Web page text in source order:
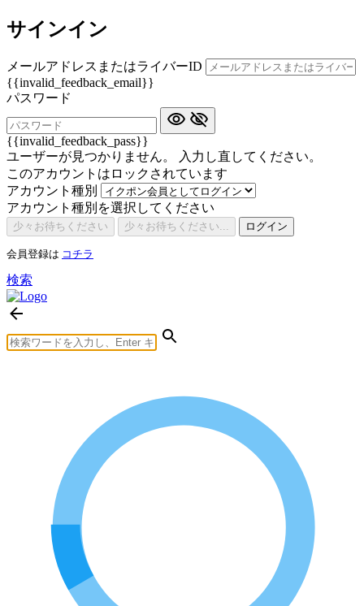
サインイン
メールアドレスまたはライバーID
{{invalid_feedback_email}}
パスワード
{{invalid_feedback_pass}}
ユーザーが見つかりません。 入力し直してください。
このアカウントはロックされています
アカウント種別
アカウント種別を選択してください
少々お待ちください 少々お待ちください... ログイン
会員登録は コチラ
検索